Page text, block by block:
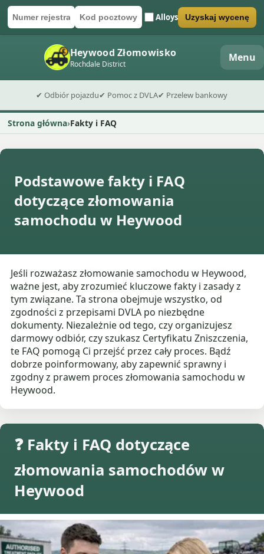
Numer rejestracyjny
Kod pocztowyAlloys
Wyślij formularz wyceny Uzyskaj wycenę
Heywood Złomowisko
Rochdale District Menu
✔ Odbiór pojazdu✔ Pomoc z DVLA✔ Przelew bankowy
Strona główna Fakty i FAQ
Podstawowe fakty i FAQ
dotyczące złomowania
samochodu w Heywood
Jeśli rozważasz złomowanie samochodu w Heywood,
ważne jest, aby zrozumieć kluczowe fakty i zasady z
tym związane. Ta strona obejmuje wszystko, od
zgodności z przepisami DVLA po niezbędne
dokumenty. Niezależnie od tego, czy organizujesz
darmowy odbiór, czy szukasz Certyfikatu Zniszczenia,
te FAQ pomogą Ci przejść przez cały proces. Bądź
dobrze poinformowany, aby zapewnić sprawny i
zgodny z prawem proces złomowania samochodu w
Heywood.
❓ Fakty i FAQ dotyczące
złomowania samochodów w
Heywood